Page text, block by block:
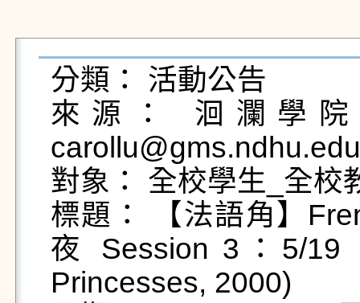
分類： 活動公告
來源： 洄瀾學
對象： 全校學生_全校
標題： 【法語角】
夜 Session 3：5/19
Princesses, 2000)